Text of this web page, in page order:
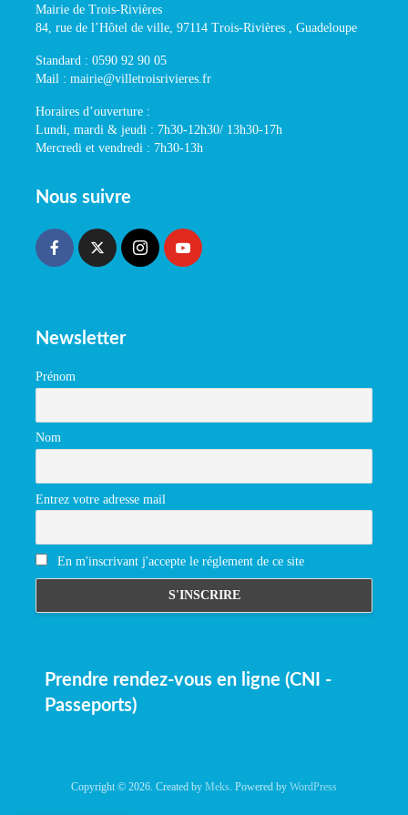
Mairie de Trois-Rivières
84, rue de l’Hôtel de ville, 97114 Trois-Rivières , Guadeloupe
Standard : 0590 92 90 05
Mail : mairie@villetroisrivieres.fr
Horaires d’ouverture :
Lundi, mardi & jeudi : 7h30-12h30/ 13h30-17h
Mercredi et vendredi : 7h30-13h
Nous suivre
Newsletter
Prénom
Nom
Entrez votre adresse mail
En m'inscrivant j'accepte le réglement de ce site
Prendre rendez-vous en ligne (CNI -
Passeports)
Copyright © 2026. Created by Meks . Powered by WordPress